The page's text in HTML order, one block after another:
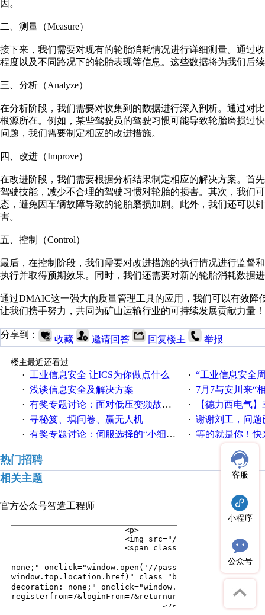
因。
二、测量（Measure）
接下来，我们需要对现有的轮胎消耗情况进行详细测量。通过
程度以及不同路况下的轮胎表现等信息。这些数据将为我们后
三、分析（Analyze）
在分析阶段，我们需要对收集到的数据进行深入剖析。通过对
根源所在。例如，某些驾驶员的驾驶习惯可能导致轮胎磨损过
问题，我们需要制定相应的改进措施。
四、改进（Improve）
在改进阶段，我们需要根据分析结果制定相应的解决方案。首
驾驶技能，减少不合理的驾驶习惯对轮胎的损害。其次，我们
态，避免因车辆故障导致的轮胎磨损加剧。此外，我们还可以
害。
五、控制（Control）
最后，在控制阶段，我们需要对改进措施的执行情况进行监督
执行并取得预期效果。同时，我们还需要对新的轮胎消耗数据
通过DMAIC这一强大的质量管理工具的应用，我们可以有效
让我们携手努力，共同为矿山运输行业的可持续发展贡献力量！
分享到： 收藏 邀请回答 回复楼主 举报
楼主最近还看过
·
工业信息安全 让ICS为你做点什么 · “工业信息安全周之我见”
· 浅谈信息安全及解决方案 · 7月7与安川来“
· 有奖专题讨论：面对低压变频故障，老手是这样解决的！ · 【德力西电气】三
· 寻秘笈、填问卷、赢无人机 · 谢谢刘工，问题
· 有奖专题讨论：伺服选择的“小细节大学问”奖励公告 · 等的就是你！快来
热门招聘
相关主题
官方公众号智造工程师
客服
小程序
公众号